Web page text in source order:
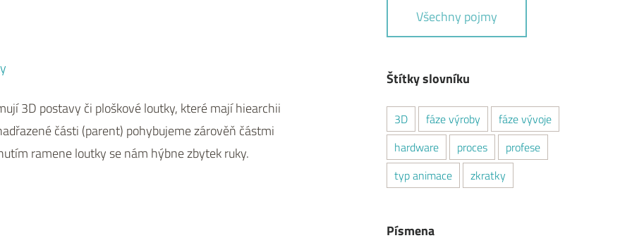
3D postavy či ploškové loutky, které mají hiearchii
části (parent) pohybujeme zárověň částmi
ramene loutky se nám hýbne zbytek ruky.
Všechny pojmy
Štítky slovníku
3D fáze výroby
fáze vývoje
hardware
proces
profese
typ animace
zkratky
Písmena